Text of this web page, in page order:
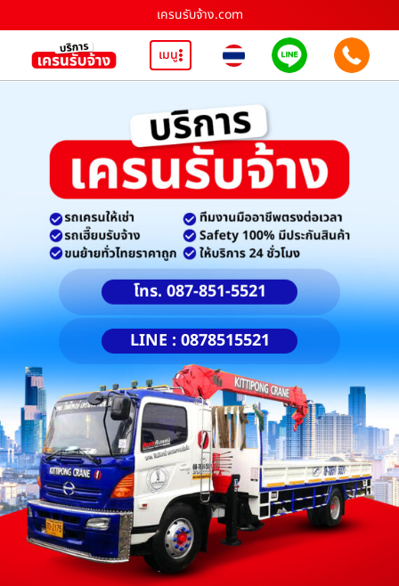
เครนรับจ้าง.com
เมนู
โทร. 087-851-5521
LINE : 0878515521